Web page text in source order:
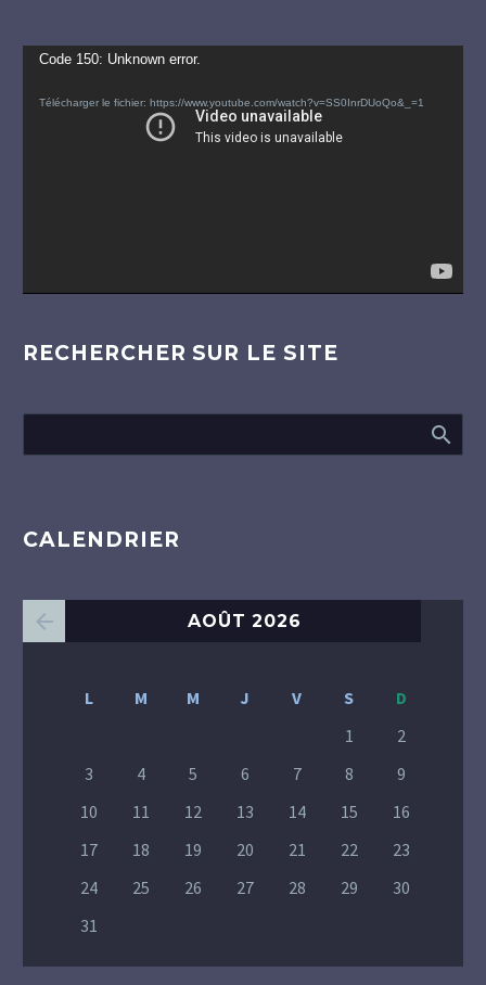
Lecteur
Code 150: Unknown error.
Télécharger le fichier: https://www.youtube.com/watch?v=SS0InrDUoQo&_=1
RECHERCHER SUR LE SITE
CALENDRIER
AOÛT 2026
L M M J V S
D
1
2
3
4 5 6 7 8
9
10
11 12 13 14 15
16
17
18 19 20 21 22
23
24
25 26 27 28 29
30
31